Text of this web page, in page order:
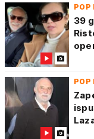
POP
39
POP